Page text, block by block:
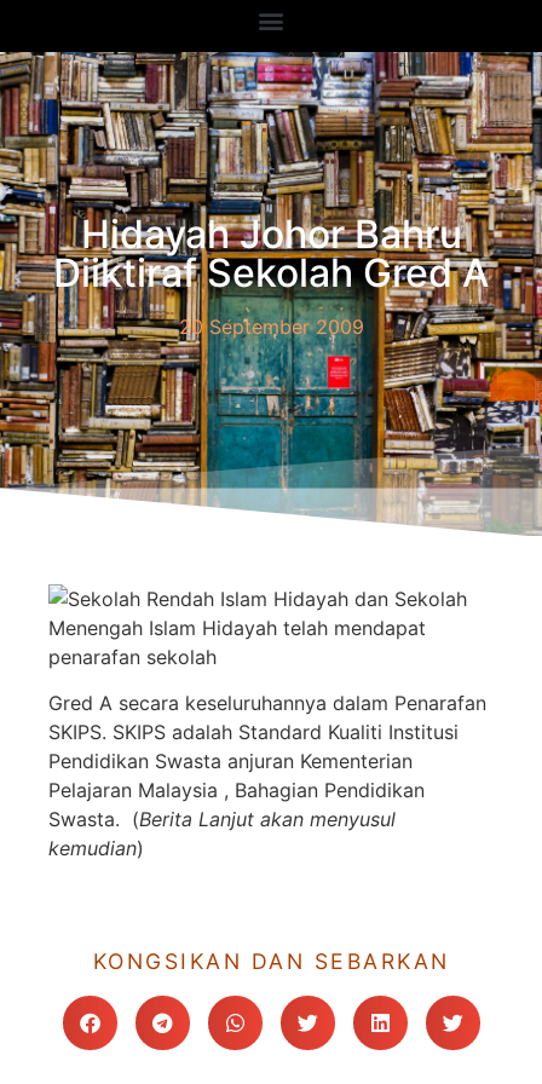
Hidayah Johor Bahru
Diiktiraf Sekolah Gred A
20 September 2009
Sekolah Rendah Islam Hidayah dan Sekolah
Menengah Islam Hidayah telah mendapat
penarafan sekolah
Gred A secara keseluruhannya dalam Penarafan
SKIPS. SKIPS adalah Standard Kualiti Institusi
Pendidikan Swasta anjuran Kementerian
Pelajaran Malaysia , Bahagian Pendidikan
Swasta. (Berita Lanjut akan menyusul
kemudian)
KONGSIKAN DAN SEBARKAN